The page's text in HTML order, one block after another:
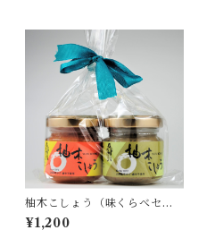
柚木こしょう（味くらべセッ
ト）４０ｇ
¥1,200